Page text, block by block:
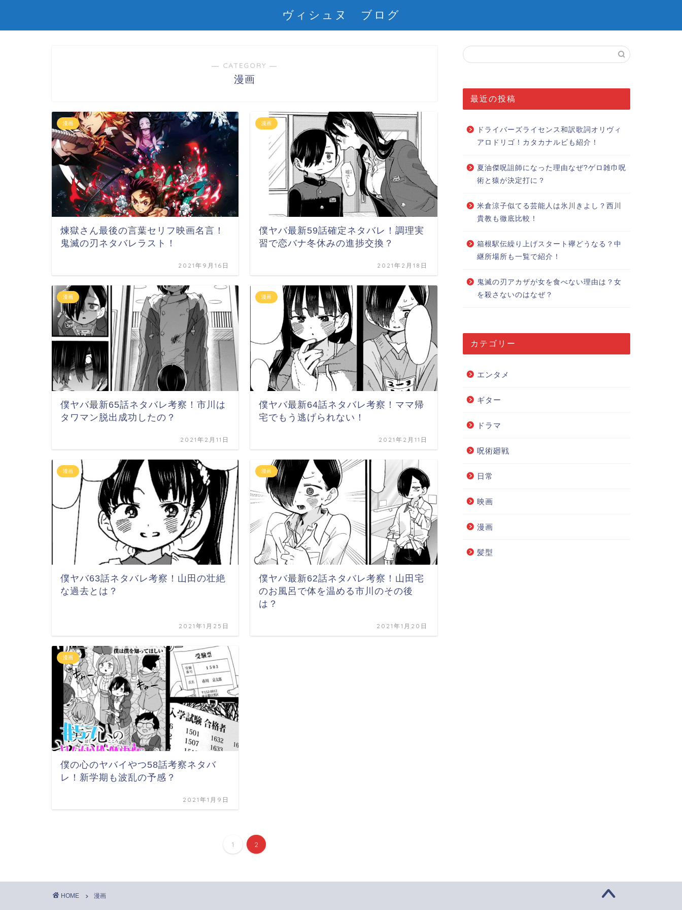
ヴィシュヌ ブログ
― CATEGORY ―
漫画
漫画
煉獄さん最後の言葉セリフ映画名言！
鬼滅の刃ネタバレラスト！
2021年9月16日
漫画
僕ヤバ最新59話確定ネタバレ！調理実
習で恋バナ冬休みの進捗交換？
2021年2月18日
漫画
僕ヤバ最新65話ネタバレ考察！市川は
タワマン脱出成功したの？
2021年2月11日
漫画
僕ヤバ最新64話ネタバレ考察！ママ帰
宅でもう逃げられない！
2021年2月11日
漫画
僕ヤバ63話ネタバレ考察！山田の壮絶
な過去とは？
2021年1月25日
漫画
僕ヤバ最新62話ネタバレ考察！山田宅
のお風呂で体を温める市川のその後
は？
2021年1月20日
漫画
僕の心のヤバイやつ58話考察ネタバ
レ！新学期も波乱の予感？
2021年1月9日
1 2
最近の投稿
ドライバーズライセンス和訳歌詞オリヴィ
アロドリゴ！カタカナルビも紹介！
夏油傑呪詛師になった理由なぜ?ゲロ雑巾呪
術と猿が決定打に？
米倉涼子似てる芸能人は氷川きよし？西川
貴教も徹底比較！
箱根駅伝繰り上げスタート襷どうなる？中
継所場所も一覧で紹介！
鬼滅の刃アカザが女を食べない理由は？女
を殺さないのはなぜ？
カテゴリー
エンタメ
ギター
ドラマ
呪術廻戦
日常
映画
漫画
髪型
HOME 漫画